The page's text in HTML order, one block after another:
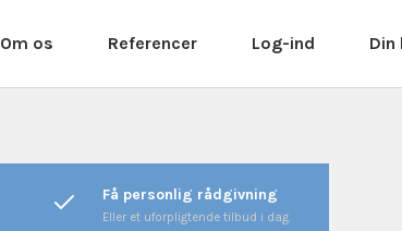
Om os
Kontakt
Åbningstider
Handelsbetingelser
Referencer
på mange brancher.......
Kunder & cases
Log-ind Din
Nyhedstilmelding
Få personlig rådgivning
Eller et uforpligtende tilbud i dag.